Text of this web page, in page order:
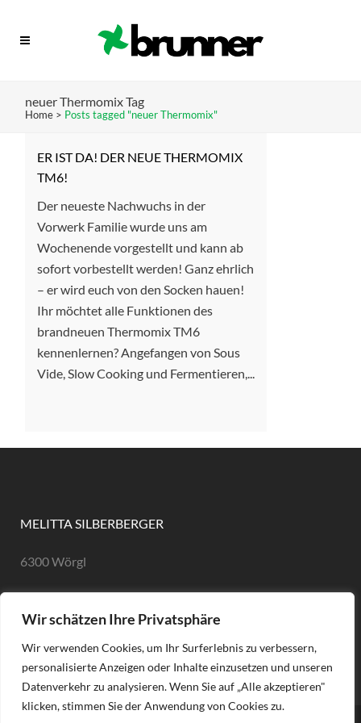
Wir schätzen Ihre Privatsphäre
Wir verwenden Cookies, um Ihr Surferlebnis zu verbessern,
personalisierte Anzeigen oder Inhalte einzusetzen und unseren
Datenverkehr zu analysieren. Wenn Sie auf „Alle akzeptieren"
klicken, stimmen Sie der Anwendung von Cookies zu.
neuer Thermomix Tag
Home > Posts tagged "neuer Thermomix"
ER IST DA! DER NEUE THERMOMIX
TM6!
Der neueste Nachwuchs in der
Vorwerk Familie wurde uns am
Wochenende vorgestellt und kann ab
sofort vorbestellt werden! Ganz ehrlich
– er wird euch von den Socken hauen!
Ihr möchtet alle Funktionen des
brandneuen Thermomix TM6
kennenlernen? Angefangen von Sous
Vide, Slow Cooking und Fermentieren,...
MELITTA SILBERBERGER
6300 Wörgl
eMail: hallo@melittasilberberger.at
Impressum